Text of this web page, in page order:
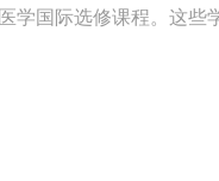
学国际选修课程。这些